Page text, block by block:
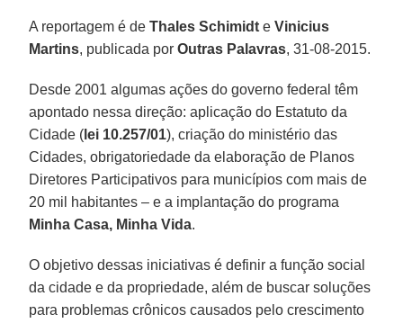
A reportagem é deThales Schimidt eVinicius
Martins, publicada porOutras Palavras, 31-08-2015.
Desde 2001 algumas ações do governo federal têm
apontado nessa direção: aplicação do Estatuto da
Cidade ( lei 10.257/01), criação do ministério das
Cidades, obrigatoriedade da elaboração de Planos
Diretores Participativos para municípios com mais de
20 mil habitantes – e a implantação do programa
Minha Casa, Minha Vida.
O objetivo dessas iniciativas é definir a função social
da cidade e da propriedade, além de buscar soluções
para problemas crônicos causados pelo crescimento